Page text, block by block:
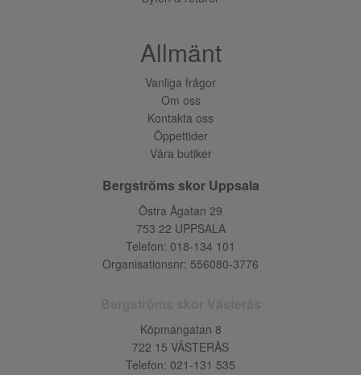
Allmänt
Vanliga frågor
Om oss
Kontakta oss
Öppettider
Våra butiker
Bergströms skor Uppsala
Östra Ågatan 29
753 22 UPPSALA
Telefon: 018-134 101
Organisationsnr: 556080-3776
Köpmangatan 8
722 15 VÄSTERÅS
Telefon: 021-131 535